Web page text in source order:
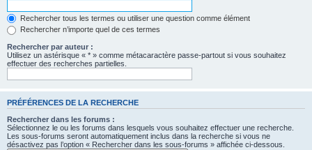
Rechercher tous les termes ou utiliser une question comme élément
Rechercher n’importe quel de ces termes
Rechercher par auteur :
Utilisez un astérisque « * » comme métacaractère passe-partout si vous souhaitez
effectuer des recherches partielles.
PRÉFÉRENCES DE LA RECHERCHE
Rechercher dans les forums :
Sélectionnez le ou les forums dans lesquels vous souhaitez effectuer une recherche.
Les sous-forums seront automatiquement inclus dans la recherche si vous ne
désactivez pas l’option « Rechercher dans les sous-forums » affichée ci-dessous.